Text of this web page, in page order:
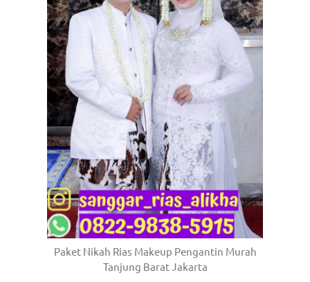
Paket Nikah Rias Makeup Pengantin Murah
Tanjung Barat Jakarta